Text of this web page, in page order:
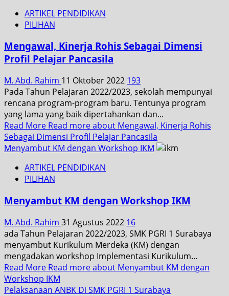
ARTIKEL PENDIDIKAN
PILIHAN
Mengawal, Kinerja Rohis Sebagai Dimensi
Profil Pelajar Pancasila
M. Abd. Rahim 11 Oktober 2022 193
Pada Tahun Pelajaran 2022/2023, sekolah mempunyai
rencana program-program baru. Tentunya program
yang lama yang baik dipertahankan dan...
Read More Read more about Mengawal, Kinerja Rohis
Sebagai Dimensi Profil Pelajar Pancasila
Menyambut KM dengan Workshop IKM
ARTIKEL PENDIDIKAN
PILIHAN
Menyambut KM dengan Workshop IKM
M. Abd. Rahim 31 Agustus 2022 16
ada Tahun Pelajaran 2022/2023, SMK PGRI 1 Surabaya
menyambut Kurikulum Merdeka (KM) dengan
mengadakan workshop Implementasi Kurikulum...
Read More Read more about Menyambut KM dengan
Workshop IKM
Pelaksanaan ANBK Di SMK PGRI 1 Surabaya